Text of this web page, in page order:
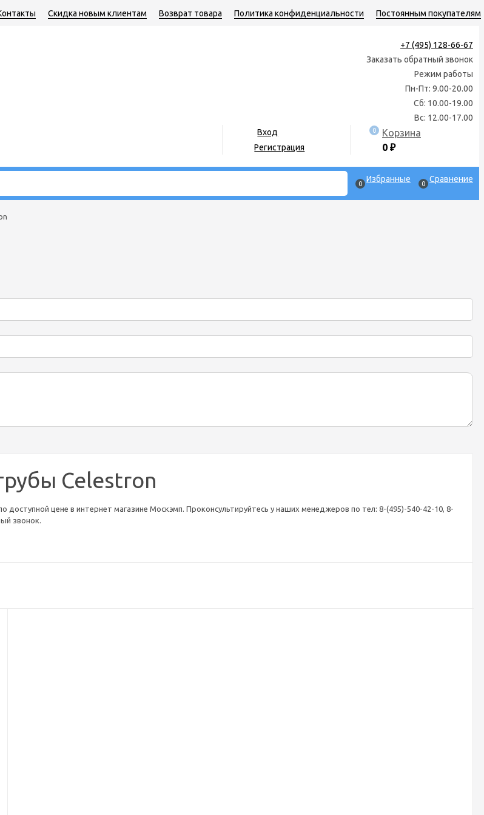
Скидка новым клиентам Возврат товара Политика конфиденциальности Постоянным покупателям
+7 (495) 128-66-67
Заказать обратный звонок
Режим работы
Пн-Пт: 9.00-20.00
Сб: 10.00-19.00
Вс: 12.00-17.00
Вход
Регистрация
0
Корзина
0 ₽
0 Избранные 0 Сравнение
Celestron
доступной цене в интернет магазине Москэмп. Проконсультируйтесь у наших менеджеров по тел: 8-(495)-540-42-10, 8-
звонок.